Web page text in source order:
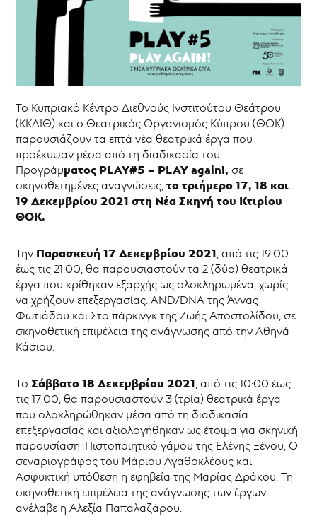
To Κυπριακό Κέντρο Διεθνούς Ινστιτούτου Θεάτρου
(ΚΚΔΙΘ) και ο Θεατρικός Οργανισμός Κύπρου (ΘΟΚ)
παρουσιάζουν τα επτά νέα θεατρικά έργα που
προέκυψαν μέσα από τη διαδικασία του
Προγράμματος PLAY#5 – PLAY again!, σε
σκηνοθετημένες αναγνώσεις,το τριήμερο 17, 18 και
19 Δεκεμβρίου 2021 στη Νέα Σκηνή του Κτιρίου
ΘΟΚ.
Την Παρασκευή 17 Δεκεμβρίου 2021, από τις 19:00
έως τις 21:00, θα παρουσιαστούν τα 2 (δύο) θεατρικά
έργα που κρίθηκαν εξαρχής ως ολοκληρωμένα, χωρίς
να χρήζουν επεξεργασίας: ΑΝD/DNA της Άννας
Φωτιάδου και Στο πάρκινγκ της Ζωής Αποστολίδου, σε
σκηνοθετική επιμέλεια της ανάγνωσης από την Αθηνά
Κάσιου.
ΤοΣάββατο 18 Δεκεμβρίου 2021, από τις 10:00 έως
τις 17:00, θα παρουσιαστούν 3 (τρία) θεατρικά έργα
που ολοκληρώθηκαν μέσα από τη διαδικασία
επεξεργασίας και αξιολογήθηκαν ως έτοιμα για σκηνική
παρουσίαση: Πιστοποιητικό γάμου της Ελένης Ξένου, Ο
σεναριογράφος του Μάριου Αγαθοκλέους και
Ασφυκτική υπόθεση η εφηβεία της Μαρίας Δράκου. Τη
σκηνοθετική επιμέλεια της ανάγνωσης των έργων
ανέλαβε η Αλεξία Παπαλαζάρου.
PLAY
ON!
PLAY#5
PLAY
είναι
μόνο]
Λόγια
στο
χαρτί
Θεατρικό
Καταφύγιο
Θεατρικό
Κύπρου
Επιχορηγήσεις
-
ΘΥΜΕΛΗ
Νέα